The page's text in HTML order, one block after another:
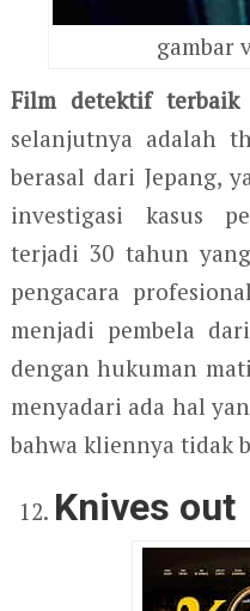
gambar
Film detektif terbaik
selanjutnya adalah
berasal dari Jepang,
investigasi kasus
terjadi 30 tahun
pengacara
menjadi pembela
dengan hukuman
menyadari ada hal
bahwa kliennya tidak
Knives out